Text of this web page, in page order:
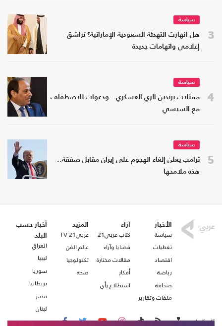
3
سياسة
هل انهارت التهدئة السعودية الإماراتية؟ تراشق
إعلامي واتهامات جديدة
4
سياسة
ممثلات يرتدين الزي العسكري.. ودعوات للاصطفاف
مع السيسي
5
سياسة
ترامب يعلن إلغاء الهجوم على إيران مقابل صفقة..
هذه ملامحها
الأخبار
سياسة
تغطيات
اقتصاد
رياضة
صحافة
ملفات وتقارير
آراء
كتاب عربي21
قضايا وآراء
مقالات مختارة
أفكار
استطلاع رأي
المزيد
عربي21 TV
عالم الفن
تكنولوجيا
صحة
أخبار حسب
البلد
العراق
ليبيا
سوريا
بريطانيا
مصر
لبنان
تابعنا على